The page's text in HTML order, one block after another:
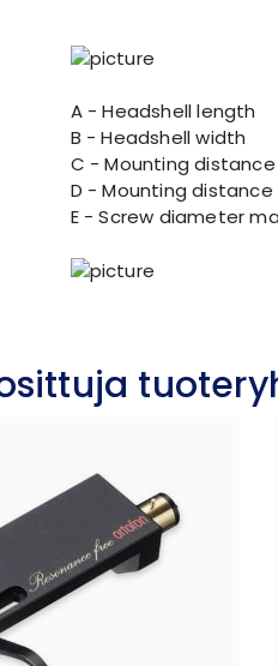
A - Headshell length
B - Headshell width
C - Mounting distance
D - Mounting distance
E - Screw diameter